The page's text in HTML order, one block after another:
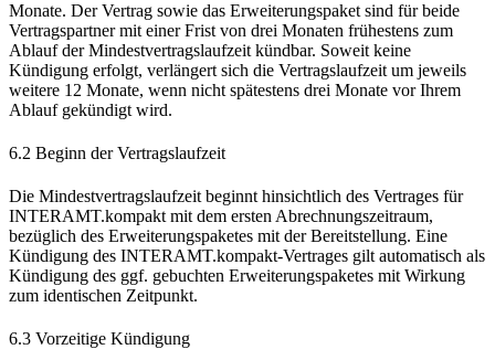
Monate. Der Vertrag sowie das Erweiterungspaket sind für beide
Vertragspartner mit einer Frist von drei Monaten frühestens zum
Ablauf der Mindestvertragslaufzeit kündbar. Soweit keine
Kündigung erfolgt, verlängert sich die Vertragslaufzeit um jeweils
weitere 12 Monate, wenn nicht spätestens drei Monate vor Ihrem
Ablauf gekündigt wird.
6.2 Beginn der Vertragslaufzeit
Die Mindestvertragslaufzeit beginnt hinsichtlich des Vertrages für
INTERAMT.kompakt mit dem ersten Abrechnungszeitraum,
bezüglich des Erweiterungspaketes mit der Bereitstellung. Eine
Kündigung des INTERAMT.kompakt-Vertrages gilt automatisch als
Kündigung des ggf. gebuchten Erweiterungspaketes mit Wirkung
zum identischen Zeitpunkt.
6.3 Vorzeitige Kündigung